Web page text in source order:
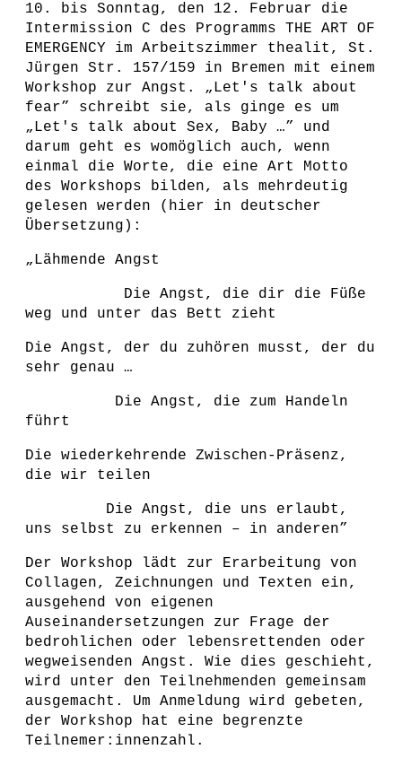
10. bis Sonntag, den 12. Februar die
Intermission C des Programms THE ART OF
EMERGENCY im Arbeitszimmer thealit, St.
Jürgen Str. 157/159 in Bremen mit einem
Workshop zur Angst. „Let's talk about
fear” schreibt sie, als ginge es um
„Let's talk about Sex, Baby …” und
darum geht es womöglich auch, wenn
einmal die Worte, die eine Art Motto
des Workshops bilden, als mehrdeutig
gelesen werden (hier in deutscher
Übersetzung):
„Lähmende Angst
Die Angst, die dir die Füße
weg und unter das Bett zieht
Die Angst, der du zuhören musst, der du
sehr genau …
Die Angst, die zum Handeln
führt
Die wiederkehrende Zwischen-Präsenz,
die wir teilen
Die Angst, die uns erlaubt,
uns selbst zu erkennen – in anderen”
Der Workshop lädt zur Erarbeitung von
Collagen, Zeichnungen und Texten ein,
ausgehend von eigenen
Auseinandersetzungen zur Frage der
bedrohlichen oder lebensrettenden oder
wegweisenden Angst. Wie dies geschieht,
wird unter den Teilnehmenden gemeinsam
ausgemacht. Um Anmeldung wird gebeten,
der Workshop hat eine begrenzte
Teilnemer:innenzahl.